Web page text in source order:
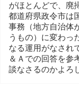
がほとんどで、廃
都道府県政令市は
事務（地方自治体
うもの）に変わっ
なる運用がなされ
＆Ａでの回答を参
談なさるのかよろ